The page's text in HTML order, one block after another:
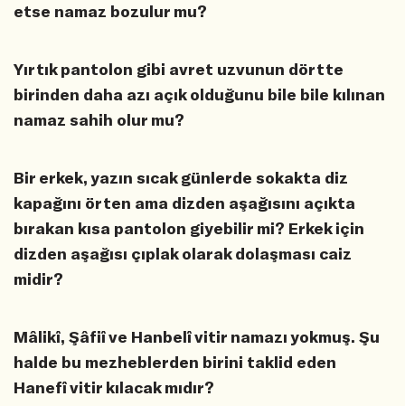
etse namaz bozulur mu?
Yırtık pantolon gibi avret uzvunun dörtte
birinden daha azı açık olduğunu bile bile kılınan
namaz sahih olur mu?
Bir erkek, yazın sıcak günlerde sokakta diz
kapağını örten ama dizden aşağısını açıkta
bırakan kısa pantolon giyebilir mi? Erkek için
dizden aşağısı çıplak olarak dolaşması caiz
midir?
Mâlikî, Şâfiî ve Hanbelî vitir namazı yokmuş. Şu
halde bu mezheblerden birini taklid eden
Hanefî vitir kılacak mıdır?